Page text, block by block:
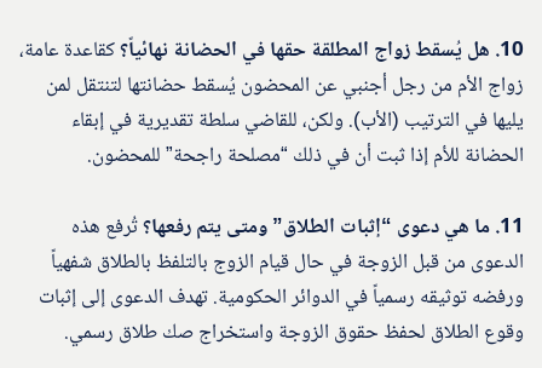
10. هل يُسقط زواج المطلقة حقها في الحضانة نهائياً؟
كقاعدة عامة،
زواج الأم من رجل أجنبي عن المحضون يُسقط حضانتها لتنتقل لمن
يليها في الترتيب (الأب). ولكن، للقاضي سلطة تقديرية في إبقاء
الحضانة للأم إذا ثبت أن في ذلك “مصلحة راجحة” للمحضون.
11. ما هي دعوى “إثبات الطلاق” ومتى يتم رفعها؟
تُرفع هذه
الدعوى من قبل الزوجة في حال قيام الزوج بالتلفظ بالطلاق شفهياً
ورفضه توثيقه رسمياً في الدوائر الحكومية. تهدف الدعوى إلى إثبات
وقوع الطلاق لحفظ حقوق الزوجة واستخراج صك طلاق رسمي.